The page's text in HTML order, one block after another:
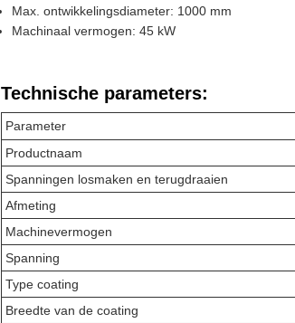
Max. ontwikkelingsdiameter: 1000 mm
Machinaal vermogen: 45 kW
Technische parameters:
Parameter
Productnaam
Spanningen losmaken en terugdraaien
Afmeting
Machinevermogen
Spanning
Type coating
Breedte van de coating